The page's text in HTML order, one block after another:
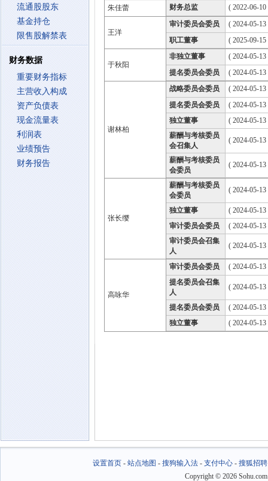
流通股股东
基金持仓
限售股解禁表
财务数据
重要财务指标
主营收入构成
资产负债表
现金流量表
利润表
业绩预告
财务报告
朱佳蕾
财务总监 ( 2022-06-
王洋
审计委员会委员
( 2024-05-
职工董事
( 2025-09-
于秋阳
非独立董事
( 2024-05-
提名委员会委员
( 2024-05-
谢林柏
战略委员会委员
( 2024-05-
提名委员会委员
( 2024-05-
独立董事
( 2024-05-
薪酬与考核委员
会召集人
( 2024-05-
薪酬与考核委员
会委员
( 2024-05-
张长缨
薪酬与考核委员
会委员
( 2024-05-
独立董事
( 2024-05-
审计委员会委员
( 2024-05-
审计委员会召集
人
( 2024-05-
高咏华
审计委员会委员
( 2024-05-
提名委员会召集
人
( 2024-05-
提名委员会委员
( 2024-05-
独立董事
( 2024-05-
设置首页- 站点地图 - 搜狗输入法- 支付中心- 搜狐招聘
Copyright © 2026